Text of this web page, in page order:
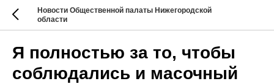
Новости Общественной палаты Нижегородской
области
Я полностью за то, чтобы
соблюдались и масочный